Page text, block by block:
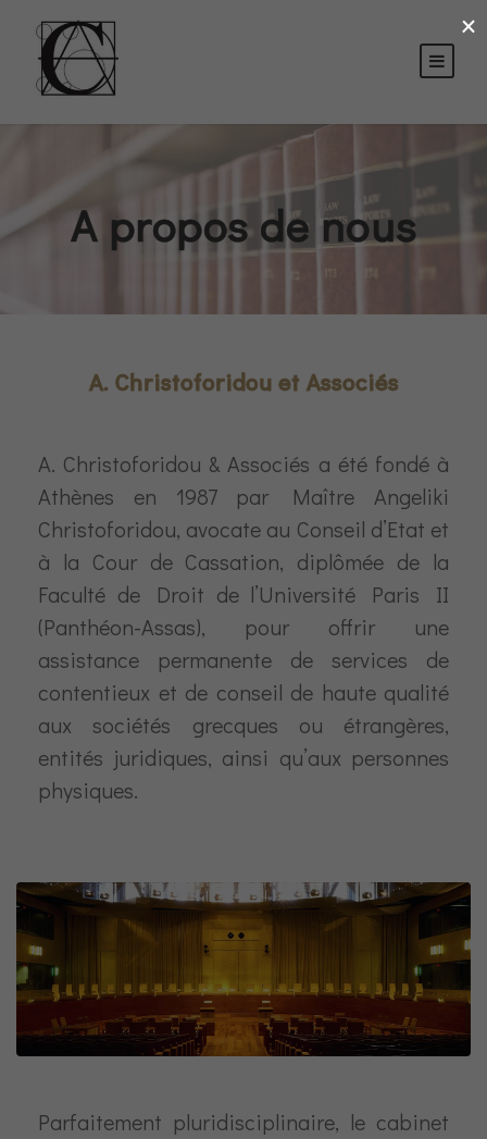
A propos de nous
A. Christoforidou et Associés
A. Christoforidou & Associés a été fondé à
Athènes en 1987 par Maître Angeliki
Christoforidou, avocate au Conseil d’Etat et
à la Cour de Cassation, diplômée de la
Faculté de Droit de l’Université Paris II
(Panthéon-Assas), pour offrir une
assistance permanente de services de
contentieux et de conseil de haute qualité
aux sociétés grecques ou étrangères,
entités juridiques, ainsi qu’aux personnes
physiques.
Parfaitement pluridisciplinaire, le cabinet
×